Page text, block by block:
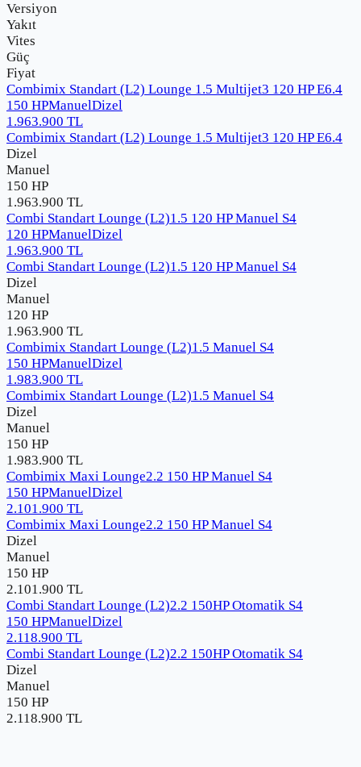
Versiyon
Yakıt
Vites
Güç
Fiyat
Combimix Standart (L2) Lounge 1.5 Multijet3 120 HP E6.4
150 HPManuelDizel
1.963.900 TL
Combimix Standart (L2) Lounge 1.5 Multijet3 120 HP E6.4
Dizel
Manuel
150 HP
1.963.900 TL
Combi Standart Lounge (L2)1.5 120 HP Manuel S4
120 HPManuelDizel
1.963.900 TL
Combi Standart Lounge (L2)1.5 120 HP Manuel S4
Dizel
Manuel
120 HP
1.963.900 TL
Combimix Standart Lounge (L2)1.5 Manuel S4
150 HPManuelDizel
1.983.900 TL
Combimix Standart Lounge (L2)1.5 Manuel S4
Dizel
Manuel
150 HP
1.983.900 TL
Combimix Maxi Lounge2.2 150 HP Manuel S4
150 HPManuelDizel
2.101.900 TL
Combimix Maxi Lounge2.2 150 HP Manuel S4
Dizel
Manuel
150 HP
2.101.900 TL
Combi Standart Lounge (L2)2.2 150HP Otomatik S4
150 HPManuelDizel
2.118.900 TL
Combi Standart Lounge (L2)2.2 150HP Otomatik S4
Dizel
Manuel
150 HP
2.118.900 TL